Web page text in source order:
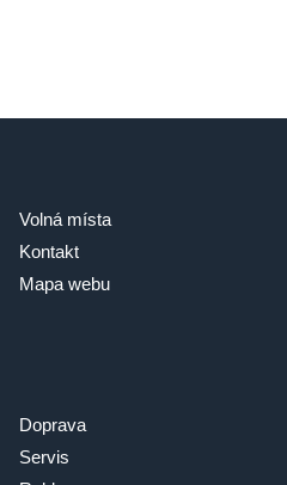
Volná místa
Kontakt
Mapa webu
Doprava
Servis